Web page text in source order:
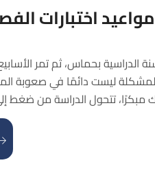
مواعيد اختبارات الفصل الأول
الدراسية بحماس، ثم تمر
ليست دائمًا في صعوبة
مبكرًا، تتحول الدراسة من ضغط